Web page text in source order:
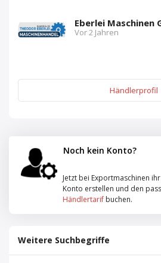
Eberlei Maschinen
Vor 2 Jahren
Händlerprofil
Noch kein Konto?
Jetzt bei Exportmaschinen
Konto erstellen und den
Händlertarif buchen.
Weitere Suchbegriffe